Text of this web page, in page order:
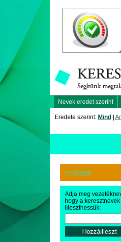
Nevek eredet szerint
Eredete szerint: Mind
<< Vissza
Adja meg
hogy a keresztnevek
illeszthessük: